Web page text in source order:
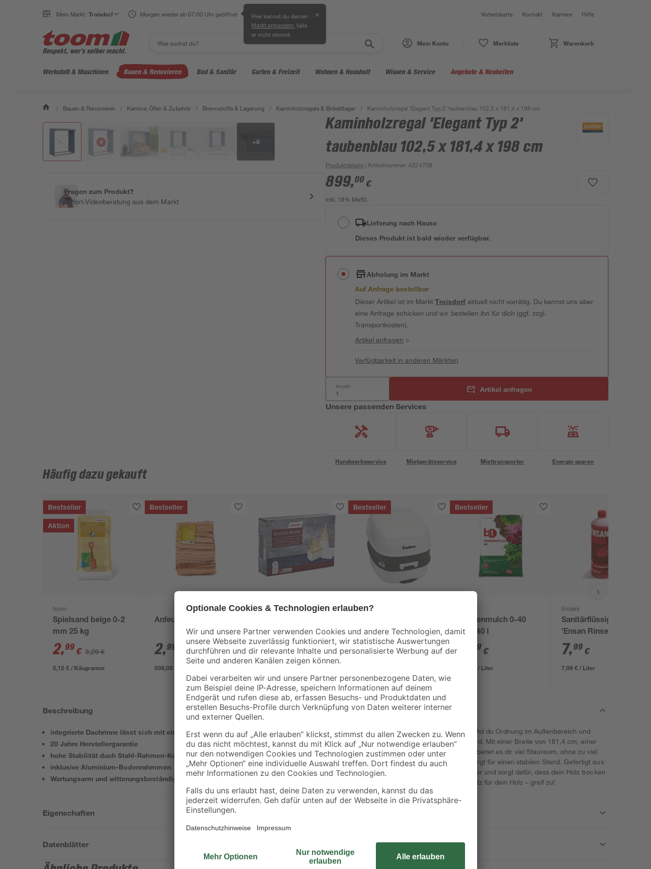
Mein Markt: Troisdorf Morgen wieder ab 07:00 Uhr geöffnet Hier kannst du deinen
Markt anpassen , falls
er nicht stimmt.
✕ Vorteilskarte Kontakt Karriere Hilfe
Mein Konto Merkliste Warenkorb
Werkstatt & Maschinen Bauen & Renovieren Bad & Sanitär Garten & Freizeit Wohnen & Haushalt Wissen & Service Angebote & Neuheiten
/ Bauen & Renovieren / Kamine, Öfen & Zubehör / Brennstoffe & Lagerung / Kaminholzregale & Brikettlager / Kaminholzregal 'Elegant Typ 2' taubenblau 102,5 x 181,4 x 198 cm
+8
Fragen zum Produkt?
Sofort-Videoberatung aus dem Markt
Kaminholzregal 'Elegant Typ 2'
taubenblau 102,5 x 181,4 x 198 cm
Produktdetails | Artikelnummer:4324708
899,00 €
inkl. 19% MwSt.
Lieferung nach Hause
Dieses Produkt ist bald wieder verfügbar.
Abholung im Markt
Auf Anfrage bestellbar
Dieser Artikel ist im MarktTroisdorfaktuell nicht vorrätig. Du kannst uns aber
eine Anfrage schicken und wir bestellen ihn für dich (ggf. zzgl.
Transportkosten).
Artikel anfragen >
Verfügbarkeit in anderen Märkten
Anzahl: Artikel anfragen
Unsere passenden Services
Handwerksservice Mietgeräteservice Miettransporter Energie sparen
Häufig dazu gekauft
Bestseller
Aktion
toom
Spielsand beige 0-2
mm 25 kg
2,99 € 3,29 €
0,12 € / Kilogramm
Bestseller
Anfeuerholz 5 dm³
2,99
598,00 € / m³
toom
Stück
3,99€
Bestseller
Enders
38 x 45 x 37 cm
74,99€
Bestseller
Rindenmulch 0-40
mm 40 l
99 €
0,10 € / Liter
Enders
Sanitärflüssigkeit
'Ensan Rinse' 1 l
7,99 €
7,99 € / Liter
Beschreibung
integrierte Dachrinne lässt sich mit einem Schlauchset ausstatten
20 Jahre Herstellergarantie
hohe Stabilität duch Stahl-Rahmen-Konstruktion
inklusive Aluminium-Bodenrahmmen
Wartungsarm und witterungsbeständig
Mit dem EcoStar Kaminholzregal 'Elegant' schaffst du Ordnung im Außenbereich und
stellst sicher, dass dein Holz trocken gelagert wird. Mit einer Breite von 181,4 cm, einer
Höhe von 198 cm und einer Tiefe von 102,5 cm bietet es dir viel Stauraum, ohne zu viel
Platz einzunehmen. Das Gewicht von 63,8 kg sorgt für einen stabilen Stand. Gefertigt aus
Metall und Stahl, trotzt das Regal Wind und Wetter und sorgt dafür, dass dein Holz trocken
bleibt. Sichere dir jetzt einen trockenen Lagerplatz für dein Holz – greif zu!
Eigenschaften
Datenblätter